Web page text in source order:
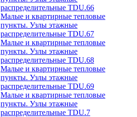
распределительные TDU.66
Малые и квартирные тепловые
пункты. Узлы этажные
распределительные TDU.67
Малые и квартирные тепловые
пункты. Узлы этажные
распределительные TDU.68
Малые и квартирные тепловые
пункты. Узлы этажные
распределительные TDU.69
Малые и квартирные тепловые
пункты. Узлы этажные
распределительные TDU.7